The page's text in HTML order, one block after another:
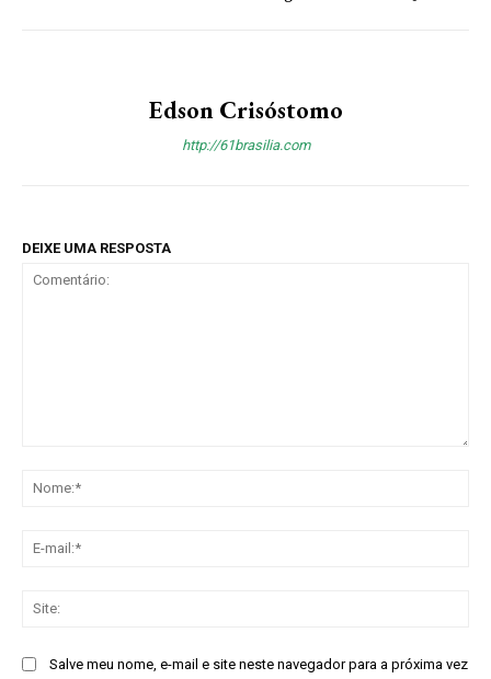
Edson Crisóstomo
http://61brasilia.com
DEIXE UMA RESPOSTA
Salve meu nome, e-mail e site neste navegador para a próxima vez